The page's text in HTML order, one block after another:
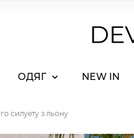
ОДЯГ NEW IN
силуету з льону